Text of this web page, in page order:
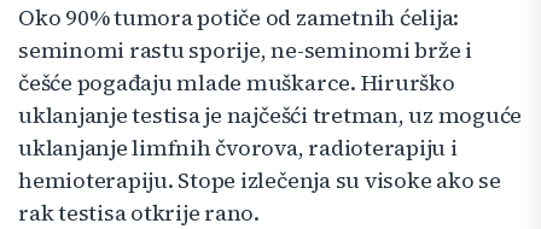
Oko 90% tumora potiče od zametnih ćelija:
seminomi rastu sporije, ne-seminomi brže i
češće pogađaju mlade muškarce. Hirurško
uklanjanje testisa je najčešći tretman, uz moguće
uklanjanje limfnih čvorova, radioterapiju i
hemioterapiju. Stope izlečenja su visoke ako se
rak testisa otkrije rano.